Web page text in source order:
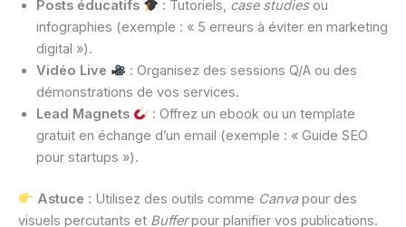
Posts éducatifs : Tutoriels, case studiesou
infographies (exemple : « 5 erreurs à éviter en marketing
digital »).
Vidéo Live
: Organisez des sessions Q/A ou des
démonstrations de vos services.
Lead Magnets
: Offrez un ebook ou un template
gratuit en échange d’un email (exemple : « Guide SEO
pour startups »).
Astuce : Utilisez des outils comme Canvapour des
visuels percutants et Bufferpour planifier vos publications.